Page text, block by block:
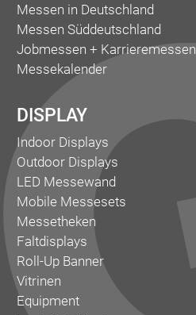
Messen in Deutschland
Messen Süddeutschland
Jobmessen + Karrieremessen
Messekalender
DISPLAY
Indoor Displays
Outdoor Displays
LED Messewand
Mobile Messesets
Messetheken
Faltdisplays
Roll-Up Banner
Vitrinen
Equipment